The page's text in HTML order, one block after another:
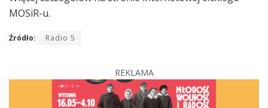
MOSiR-u.
Źródło: Radio 5
REKLAMA